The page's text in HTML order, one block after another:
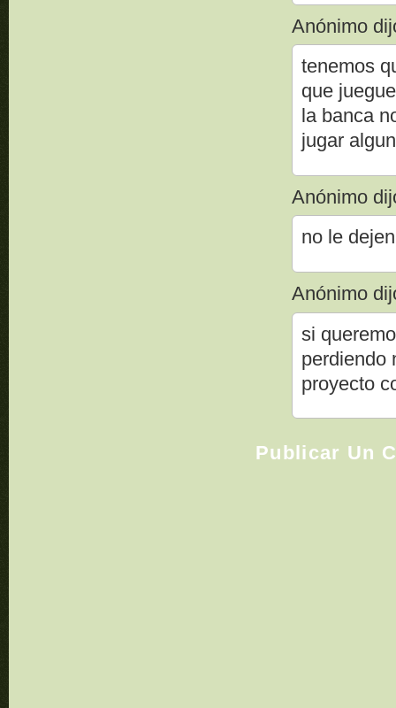
Anónimo
tenemos
que
la banca
jugar
Anónimo
no le
Anónimo
si
perdiendo
proyecto
Publicar Un